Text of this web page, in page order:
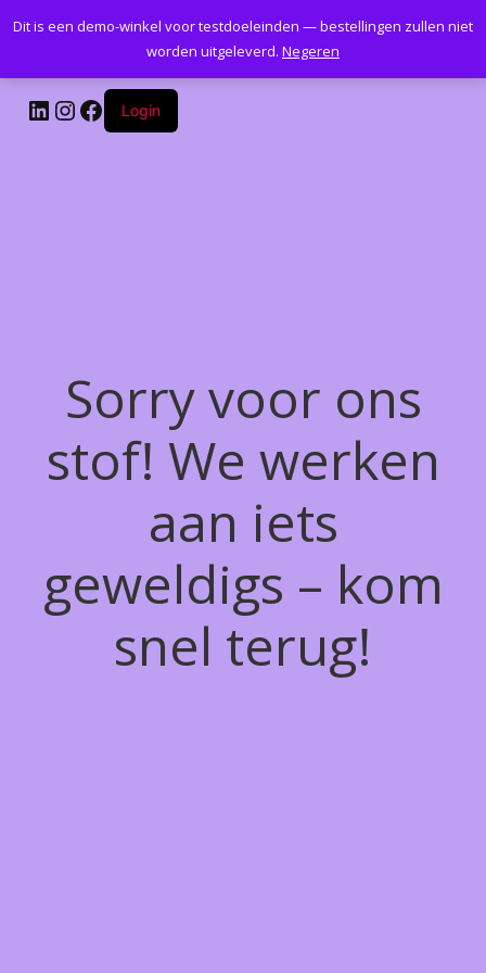
Kantoormeubelenplus.com
LinkedIn
Instagram
Facebook
Login
Sorry voor ons
stof! We werken
aan iets
geweldigs – kom
snel terug!
Dit is een demo-winkel voor testdoeleinden — bestellingen zullen niet
worden uitgeleverd. Negeren